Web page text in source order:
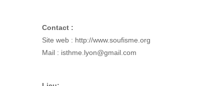
Contact :
Site web : http://www.soufisme.org
Mail : isthme.lyon@gmail.com